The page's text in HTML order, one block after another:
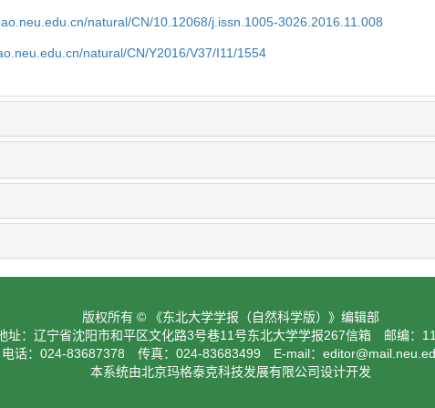
natural/CN/10.12068/j.issn.1005-3026.2016.11.008
natural/CN/Y2016/V37/I11/1554
版权所有 © 《东北大学学报（自然科学版）》编辑部
址：辽宁省沈阳市和平区文化路3号巷11号东北大学学报267信箱 邮编：
电话：024-83687378 传真：024-83683499 E-mail：
本系统由北京玛格泰克科技发展有限公司设计开发